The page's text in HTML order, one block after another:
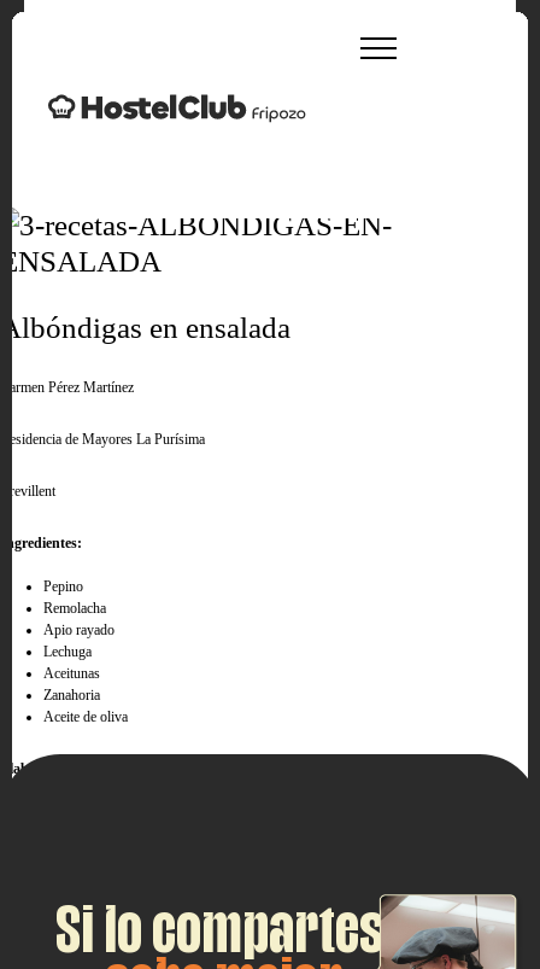
Albóndigas en ensalada
Carmen Pérez Martínez
Residencia de Mayores La Purísima
Crevillent
Ingredientes:
Pepino
Remolacha
Apio rayado
Lechuga
Aceitunas
Zanahoria
Aceite de oliva
Elaboración:
Si lo compartes,